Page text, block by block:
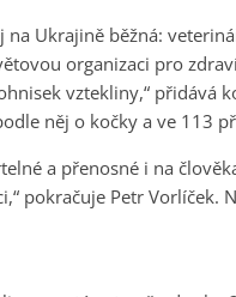
Ukrajině běžná:
organizaci pro
vztekliny,“ přidává
něj o kočky a ve 113
a přenosné i na
pokračuje Petr Vorlíček.